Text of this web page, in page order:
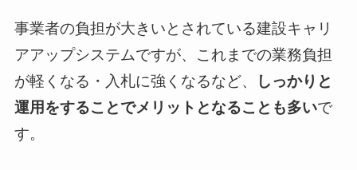
事業者の負担が大きいとされている建設キャリ
アアップシステムですが、これまでの業務負担
が軽くなる・入札に強くなるなど、
しっかりと
運用をすることでメリットとなることも多いで
す。